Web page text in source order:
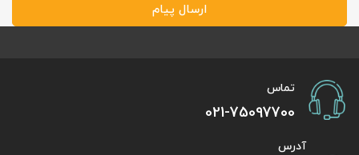
ارسال پیام
تماس
021-75097700
آدرس